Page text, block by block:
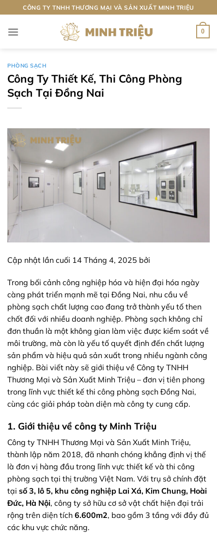
qua
nội
CÔNG TY TNHH THƯƠNG MẠI VÀ SẢN XUẤT MINH TRIỆU
0
PHÒNG SẠCH
Công Ty Thiết Kế, Thi Công Phòng
Sạch​ Tại Đồng Nai
Cập nhật lần cuối 14 Tháng 4, 2025 bởi
Trong bối cảnh công nghiệp hóa và hiện đại hóa ngày
càng phát triển mạnh mẽ tại Đồng Nai, nhu cầu về
phòng sạch chất lượng cao đang trở thành yếu tố then
chốt đối với nhiều doanh nghiệp. Phòng sạch không chỉ
đơn thuần là một không gian làm việc được kiểm soát về
môi trường, mà còn là yếu tố quyết định đến chất lượng
sản phẩm và hiệu quả sản xuất trong nhiều ngành công
nghiệp. Bài viết này sẽ giới thiệu về Công ty TNHH
Thương Mại và Sản Xuất Minh Triệu – đơn vị tiên phong
trong lĩnh vực thiết kế thi công phòng sạch​ Đồng Nai,
cùng các giải pháp toàn diện mà công ty cung cấp.
1. Giới thiệu về công ty Minh Triệu
Công ty TNHH Thương Mại và Sản Xuất Minh Triệu,
thành lập năm 2018, đã nhanh chóng khẳng định vị thế
là đơn vị hàng đầu trong lĩnh vực thiết kế và thi công
phòng sạch tại thị trường Việt Nam. Với trụ sở chính đặt
tại số 3, lô 5, khu công nghiệp Lai Xá, Kim Chung, Hoài
Đức, Hà Nội, công ty sở hữu cơ sở vật chất hiện đại trải
rộng trên diện tích 6.600m2, bao gồm 3 tầng với đầy đủ
các khu vực chức năng.